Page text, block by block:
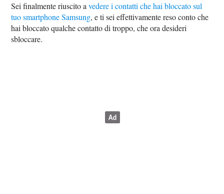
Sei finalmente riuscito avedere i contatti che hai bloccato sul
tuo smartphone Samsung, e ti sei effettivamente reso conto che
hai bloccato qualche contatto di troppo, che ora desideri
sbloccare.